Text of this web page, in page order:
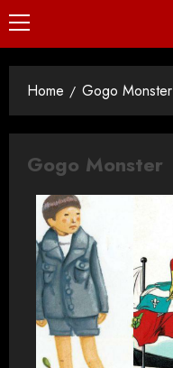
Home Gogo Monster
Gogo Monster